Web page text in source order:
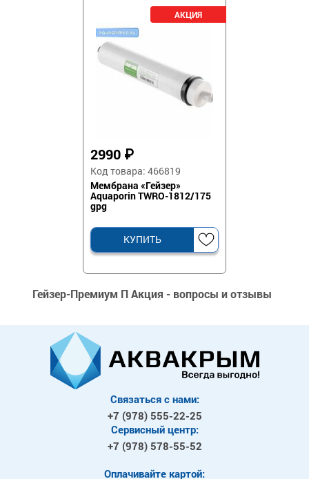
2990 ₽
Код товара: 466819
Мембрана «Гейзер»
Aquaporin TWRO-1812/175
gpg
КУПИТЬ
Гейзер-Премиум П Акция - вопросы и отзывы
Связаться с нами:
+7 (978) 555-22-25
Сервисный центр:
+7 (978) 578-55-52
Оплачивайте картой: